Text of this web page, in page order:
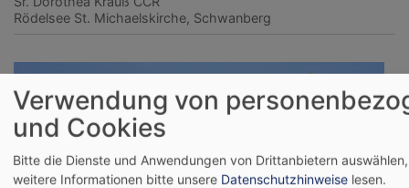
Rödelsee St. Michaelskirche, Schwanberg
Verwendung von
und Cookies
Bitte die Dienste und Anwendungen von Drittanbietern
weitere Informationen bitte unsere Datenschutzhinweise lesen.